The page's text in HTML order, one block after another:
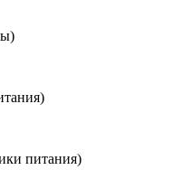
питания)